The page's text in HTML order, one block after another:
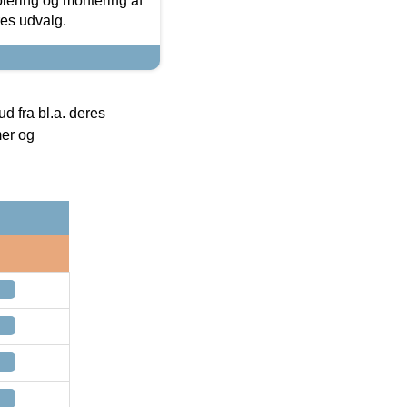
udvalg.
fra bl.a. deres
og